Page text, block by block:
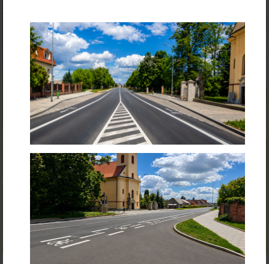
Bezbariérová trasa Dolní Novosadská